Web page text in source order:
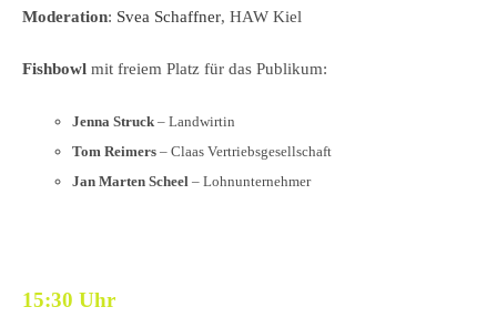
Moderation: Svea Schaffner, HAW Kiel
Fishbowl mit freiem Platz für das Publikum:
Jenna Struck – Landwirtin
Tom Reimers – Claas Vertriebsgesellschaft
Jan Marten Scheel – Lohnunternehmer
15:30 Uhr